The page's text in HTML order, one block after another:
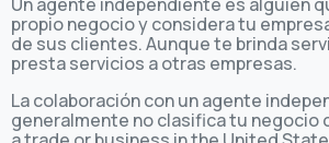
propio negocio y considera tu
de sus clientes. Aunque te brinda
presta servicios a otras empresas.
La colaboración con un agente
generalmente no clasifica tu negocio